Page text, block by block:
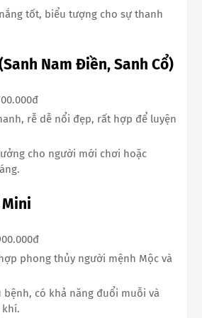
tốt, biểu tượng cho sự thanh
Nam Điền, Sanh Cổ)
rễ dễ nổi đẹp, rất hợp để luyện
cho người mới chơi hoặc
Mini
phong thủy người mệnh Mộc và
bệnh, có khả năng đuổi muỗi và